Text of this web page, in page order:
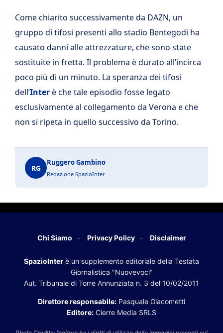
Come chiarito successivamente da DAZN, un
gruppo di tifosi presenti allo stadio Bentegodi ha
causato danni alle attrezzature, che sono state
sostituite in fretta. Il problema è durato all’incirca
poco più di un minuto. La speranza dei tifosi
dell’Interè che tale episodio fosse legato
esclusivamente al collegamento da Verona e che
non si ripeta in quello successivo da Torino.
RG
Ruggero Gambino
Redazione SpazioInter
Chi Siamo Privacy Policy Disclaimer
SpazioInter è un supplemento editoriale della Testata
Giornalistica "Nuovevoci"
Aut. Tribunale di Torre Annunziata n. 3 del 10/02/2011
Direttore responsabile: Pasquale Giacometti
Editore: Cierre Media SRLS